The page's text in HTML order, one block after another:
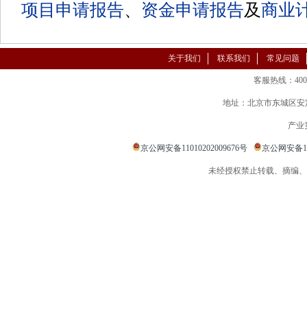
项目申请报告、 资金申请报告及商业
关于我们 联系我们 常见问题
客服热线：
地址：北京市东城区
产业
京公网安备11010202009676号 京公网安备
未经授权禁止转载、摘编